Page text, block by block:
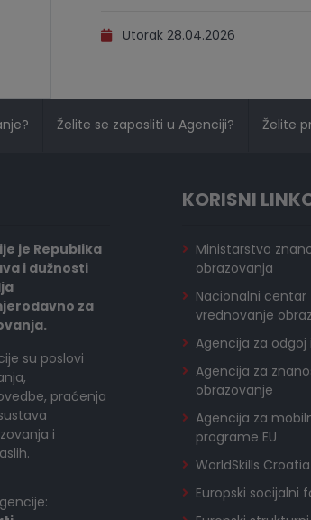
Utorak 28.04.2026
Želite se zaposliti u Agenciji? Želite
je Republika
i dužnosti
za
su poslovi
praćenja
i
KORISNI
Ministarstvo
obrazovanja
Nacionalni centar
vrednovanje
Agencija za odgoj
Agencija za
obrazovanje
Agencija za
programe EU
WorldSkills Croatia
Europski socijalni